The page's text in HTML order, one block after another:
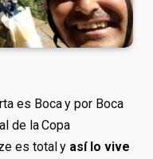
es Boca y por Boca
de la Copa
es total y así lo vive